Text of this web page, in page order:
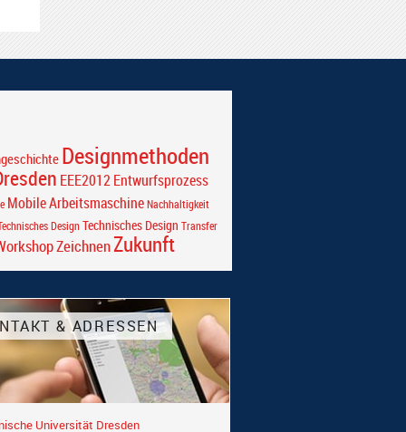
Designmethoden
EEE2012Entwurfsprozess
Mobile Arbeitsmaschine Nachhaltigkeit
Design Technisches Design Transfer
Zeichnen Zukunft
& ADRESSEN
Universität Dresden